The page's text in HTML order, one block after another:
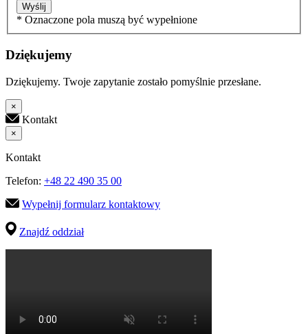
Wyślij
* Oznaczone pola muszą być wypełnione
Dziękujemy
Dziękujemy. Twoje zapytanie zostało pomyślnie przesłane.
×
Kontakt
×
Kontakt
Telefon: +48 22 490 35 00
Wypełnij formularz kontaktowy
Znajdź oddział